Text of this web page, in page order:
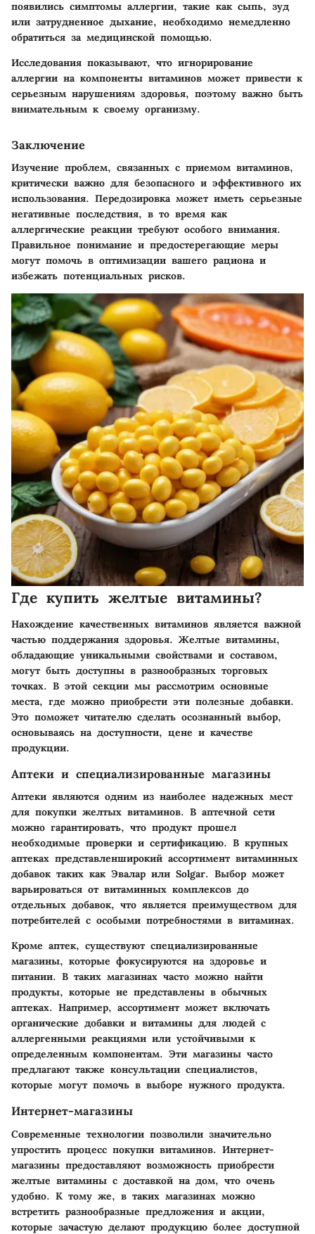
появились симптомы аллергии, такие как сыпь, зуд
или затрудненное дыхание, необходимо немедленно
обратиться за медицинской помощью.
Исследования показывают, что игнорирование
аллергии на компоненты витаминов может привести к
серьезным нарушениям здоровья, поэтому важно быть
внимательным к своему организму.
Заключение
Изучение проблем, связанных с приемом витаминов,
критически важно для безопасного и эффективного их
использования. Передозировка может иметь серьезные
негативные последствия, в то время как
аллергические реакции требуют особого внимания.
Правильное понимание и предостерегающие меры
могут помочь в оптимизации вашего рациона и
избежать потенциальных рисков.
Где купить желтые витамины?
Нахождение качественных витаминов является важной
частью поддержания здоровья. Желтые витамины,
обладающие уникальными свойствами и составом,
могут быть доступны в разнообразных торговых
точках. В этой секции мы рассмотрим основные
места, где можно приобрести эти полезные добавки.
Это поможет читателю сделать осознанный выбор,
основываясь на доступности, цене и качестве
продукции.
Аптеки и специализированные магазины
Аптеки являются одним из наиболее надежных мест
для покупки желтых витаминов. В аптечной сети
можно гарантировать, что продукт прошел
необходимые проверки и сертификацию. В крупных
аптеках представленширокий ассортимент витаминных
добавок таких как Эвалар или Solgar. Выбор может
варьироваться от витаминных комплексов до
отдельных добавок, что является преимуществом для
потребителей с особыми потребностями в витаминах.
Кроме аптек, существуют специализированные
магазины, которые фокусируются на здоровье и
питании. В таких магазинах часто можно найти
продукты, которые не представлены в обычных
аптеках. Например, ассортимент может включать
органические добавки и витамины для людей с
аллергенными реакциями или устойчивыми к
определенным компонентам. Эти магазины часто
предлагают также консультации специалистов,
которые могут помочь в выборе нужного продукта.
Интернет-магазины
Современные технологии позволили значительно
упростить процесс покупки витаминов. Интернет-
магазины предоставляют возможность приобрести
желтые витамины с доставкой на дом, что очень
удобно. К тому же, в таких магазинах можно
встретить разнообразные предложения и акции,
которые зачастую делают продукцию более доступной